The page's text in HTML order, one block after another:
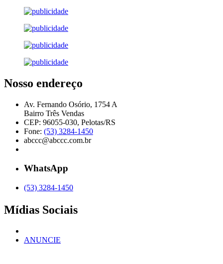
Nosso endereço
Av. Fernando Osório, 1754 A
Bairro Três Vendas
CEP: 96055-030, Pelotas/RS
Fone: (53) 3284-1450
abccc@abccc.com.br
WhatsApp
(53) 3284-1450
Mídias Sociais
ANUNCIE